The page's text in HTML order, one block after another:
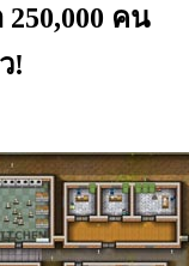
คน
!